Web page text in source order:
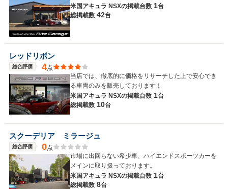
米国アキュラ NSXの掲載台数 1台
総掲載数 42台
レッドリボン
総合評価 4点
当店では、徹底的に価格をリサーチした上で安心でき
る車両のみを販売しております！
米国アキュラ NSXの掲載台数 1台
総掲載数 10台
スクーデリア ミラージュ
総合評価 0点
市場に出回らない希少車、ハイエンドスポーツカーを
メインに取り扱っております。
米国アキュラ NSXの掲載台数 1台
総掲載数 8台